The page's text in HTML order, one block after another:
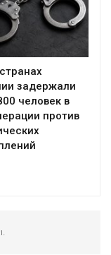
задержали
человек в
против